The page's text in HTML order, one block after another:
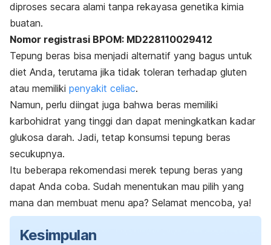
diproses secara alami tanpa rekayasa genetika kimia
buatan.
Nomor registrasi BPOM: MD228110029412
Tepung beras bisa menjadi alternatif yang bagus untuk
diet Anda, terutama jika tidak toleran terhadap gluten
atau memiliki penyakit celiac.
Namun, perlu diingat juga bahwa beras memiliki
karbohidrat yang tinggi dan dapat meningkatkan kadar
glukosa darah. Jadi, tetap konsumsi tepung beras
secukupnya.
Itu beberapa rekomendasi merek tepung beras yang
dapat Anda coba. Sudah menentukan mau pilih yang
mana dan membuat menu apa? Selamat mencoba, ya!
Kesimpulan